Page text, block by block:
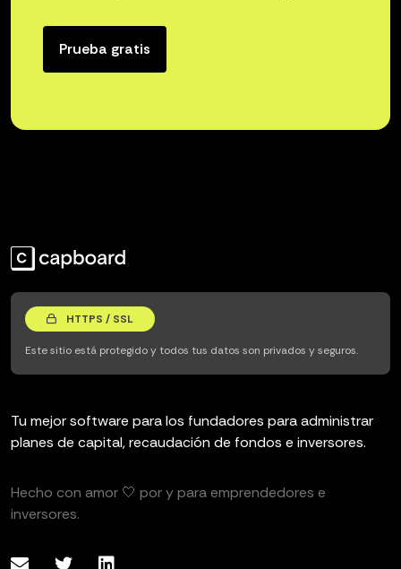
Prueba gratis
HTTPS / SSL
Este sitio está protegido y todos tus datos son privados y seguros.
Tu mejor software para los fundadores para administrar
planes de capital, recaudación de fondos e inversores.
Hecho con amor 🤍 por y para emprendedores e
inversores.